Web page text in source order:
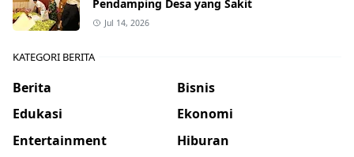
Pendamping Desa yang Sakit
Jul 14, 2026
KATEGORI BERITA
Berita
Bisnis
Edukasi
Ekonomi
Entertainment
Hiburan